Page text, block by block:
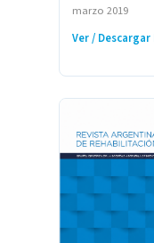
marzo 2019
Ver /